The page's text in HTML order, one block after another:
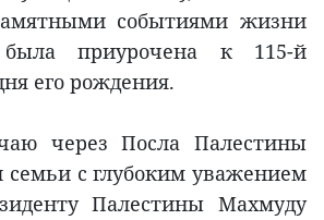
событиями жизни
приурочена к 115-й
его рождения.
через Посла Палестины
семьи с глубоким уважением
Палестины Махмуду